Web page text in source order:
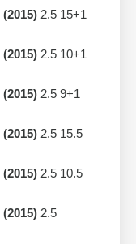
(2015) 2.5 15+1
(2015) 2.5 10+1
(2015) 2.5 9+1
(2015) 2.5 15.5
(2015) 2.5 10.5
(2015) 2.5